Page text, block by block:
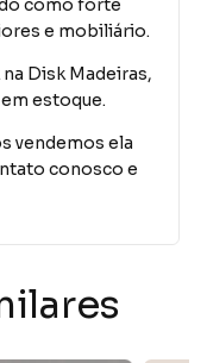
como forte
e mobiliário.
Disk Madeiras,
estoque.
vendemos ela
conosco e